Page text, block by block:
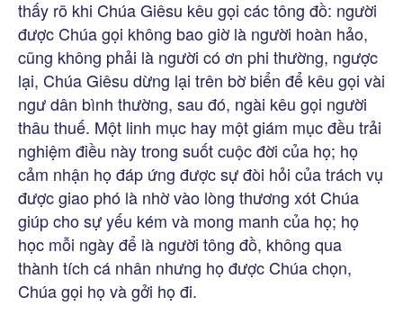
thấy rõ khi Chúa Giêsu kêu gọi các tông đồ: người
được Chúa gọi không bao giờ là người hoàn hảo,
cũng không phải là người có ơn phi thường, ngược
lại, Chúa Giêsu dừng lại trên bờ biển để kêu gọi vài
ngư dân bình thường, sau đó, ngài kêu gọi người
thâu thuế. Một linh mục hay một giám mục đều trải
nghiệm điều này trong suốt cuộc đời của họ; họ
cảm nhận họ đáp ứng được sự đòi hỏi của trách vụ
được giao phó là nhờ vào lòng thương xót Chúa
giúp cho sự yếu kém và mong manh của họ; họ
học mỗi ngày để là người tông đồ, không qua
thành tích cá nhân nhưng họ được Chúa chọn,
Chúa gọi họ và gởi họ đi.